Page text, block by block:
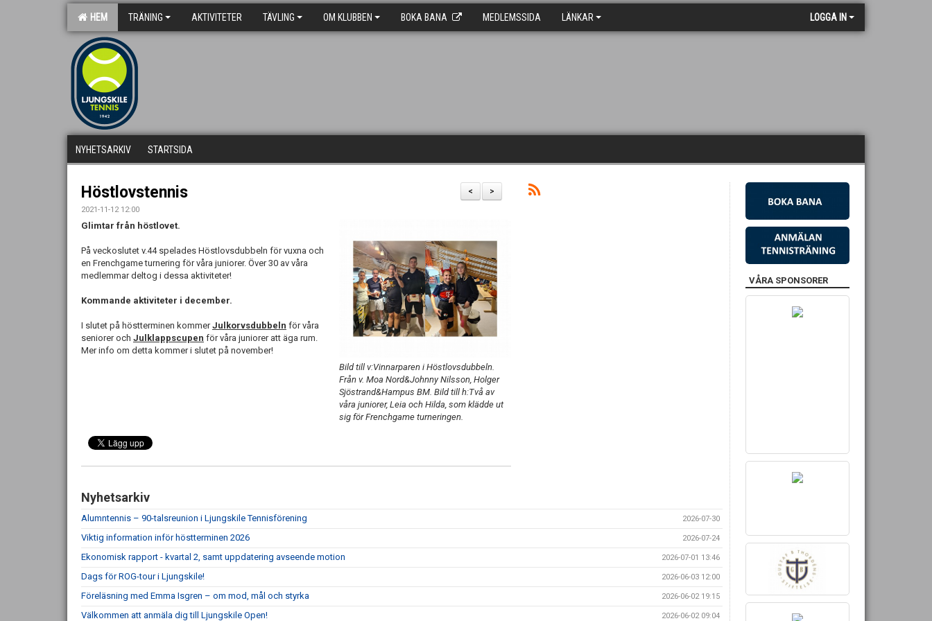
HEM TRÄNING AKTIVITETER TÄVLING OM KLUBBEN BOKA BANA MEDLEMSSIDA LÄNKAR LOGGA IN
NYHETSARKIV STARTSIDA
>
<
Höstlovstennis
2021-11-12 12:00
Bild till v:Vinnarparen i Höstlovsdubbeln.
Från v. Moa Nord&Johnny Nilsson, Holger
Sjöstrand&Hampus BM. Bild till h:Två av
våra juniorer, Leia och Hilda, som klädde ut
sig för Frenchgame turneringen.
Glimtar från höstlovet.
På veckoslutet v.44 spelades Höstlovsdubbeln för vuxna och
en Frenchgame turnering för våra juniorer. Över 30 av våra
medlemmar deltog i dessa aktiviteter!
Kommande aktiviteter i december.
I slutet på höstterminen kommerJulkorvsdubbeln för våra
seniorer och Julklappscupen för våra juniorer att äga rum.
Mer info om detta kommer i slutet på november!
Nyhetsarkiv
Alumntennis – 90-talsreunion i Ljungskile Tennisförening 2026-07-30
Viktig information inför höstterminen 2026 2026-07-24
Ekonomisk rapport - kvartal 2, samt uppdatering avseende motion 2026-07-01 13:46
Dags för ROG-tour i Ljungskile! 2026-06-03 12:00
Föreläsning med Emma Isgren – om mod, mål och styrka 2026-06-02 19:15
Välkommen att anmäla dig till Ljungskile Open! 2026-06-02 09:04
VÅRA SPONSORER